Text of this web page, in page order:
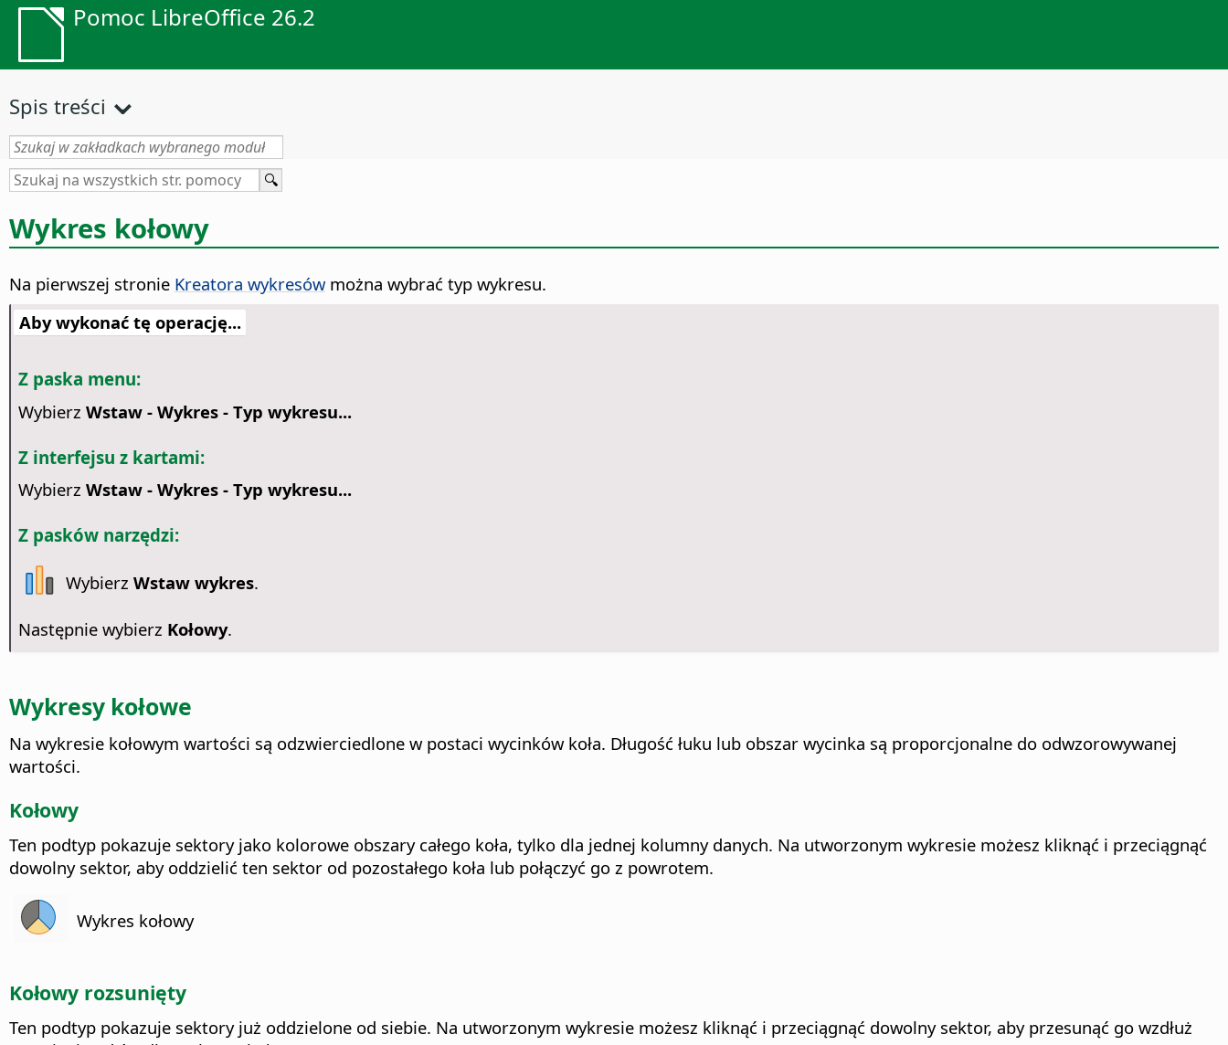
Pomoc LibreOffice 26.2
Spis treści
Wykres kołowy
Na pierwszej stronie Kreatora wykresówmożna wybrać typ wykresu.
Aby wykonać tę operację...
Z paska menu:
Wybierz Wstaw - Wykres - Typ wykresu...
Z interfejsu z kartami:
Wybierz Wstaw - Wykres - Typ wykresu...
Z pasków narzędzi:
WybierzWstaw wykres.
Następnie wybierz Kołowy.
Wykresy kołowe
Na wykresie kołowym wartości są odzwierciedlone w postaci wycinków koła. Długość łuku lub obszar wycinka są proporcjonalne do odwzorowywanej
wartości.
Kołowy
Ten podtyp pokazuje sektory jako kolorowe obszary całego koła, tylko dla jednej kolumny danych. Na utworzonym wykresie możesz kliknąć i przeciągnąć
dowolny sektor, aby oddzielić ten sektor od pozostałego koła lub połączyć go z powrotem.
Wykres kołowy
Kołowy rozsunięty
Ten podtyp pokazuje sektory już oddzielone od siebie. Na utworzonym wykresie możesz kliknąć i przeciągnąć dowolny sektor, aby przesunąć go wzdłuż